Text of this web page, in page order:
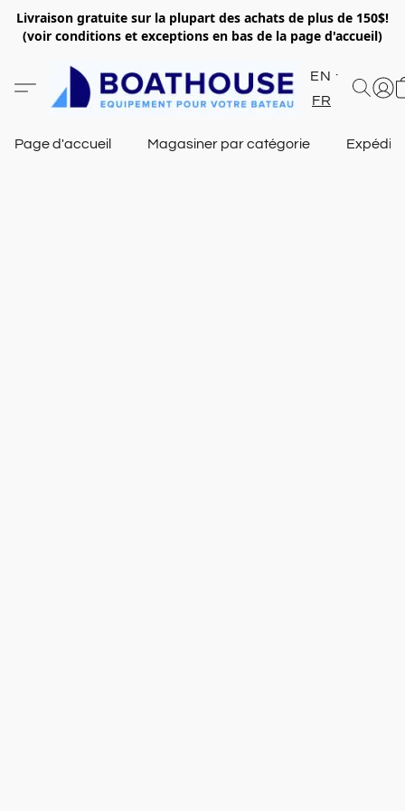
Livraison gratuite sur la plupart des achats de plus de 150$!
(voir conditions et exceptions en bas de la page d'accueil)
EN
FR
Page d'accueil Magasiner par catégorie